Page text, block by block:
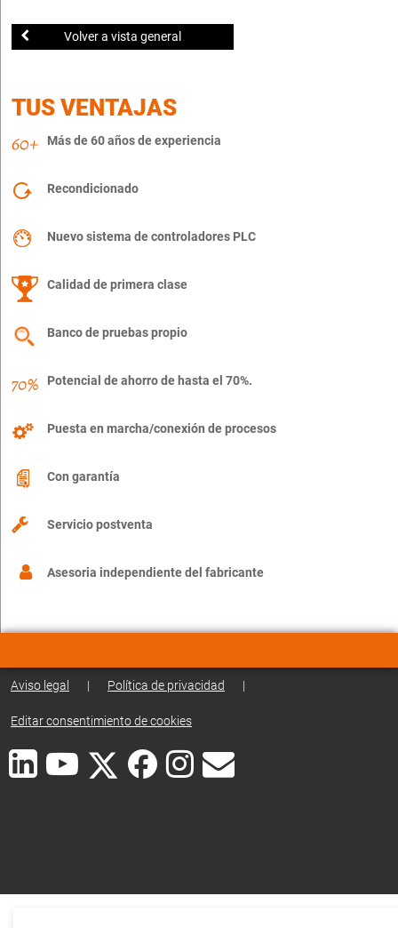
Volver a vista general
TUS VENTAJAS
Más de 60 años de experiencia
Recondicionado
Nuevo sistema de controladores PLC
Calidad de primera clase
Banco de pruebas propio
Potencial de ahorro de hasta el 70%.
Puesta en marcha/conexión de procesos
Con garantía
Servicio postventa
Asesoria independiente del fabricante
Aviso legal | Política de privacidad |
Editar consentimiento de cookies